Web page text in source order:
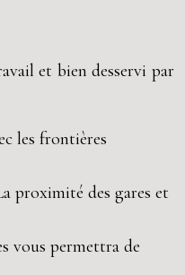
et bien desservi par
les frontières
proximité des gares et
vous permettra de